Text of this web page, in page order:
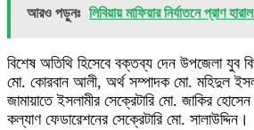
আরও পড়ুনঃ লিবিয়ায় মাফিয়ার নির্যাতনে প্রাণ
বিশেষ অতিথি হিসেবে বক্তব্য দেন উপজেলা যুব
মো. কোরবান আলী, অর্থ সম্পাদক মো. মহিদুল
জামায়াতে ইসলামীর সেক্রেটারি মো. জাকির
কল্যাণ ফেডারেশনের সেক্রেটারি মো. সালাউদ্দিন।